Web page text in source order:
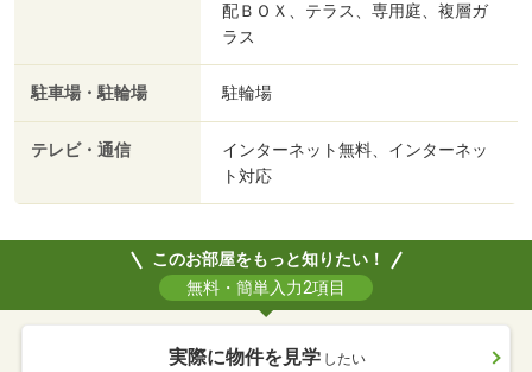
配ＢＯＸ、テラス、専用庭、複層ガ
ラス
駐車場・駐輪場 駐輪場
テレビ・通信
インターネット無料、インターネッ
ト対応
このお部屋をもっと知りたい！
無料・簡単入力2項目
実際に物件を見学 したい